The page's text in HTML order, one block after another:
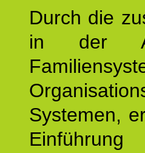
Durch die
in der
Systemen,